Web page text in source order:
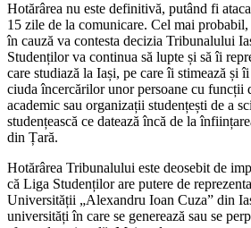
Hotărârea nu este definitivă, putând fi
15 zile de la comunicare. Cel mai
în cauză va contesta decizia Tribunalului
Studenților va continua să lupte și să îi
care studiază la Iași, pe care îi stimează și
ciuda încercărilor unor persoane cu funcții
academic sau organizații studențești de a
studențească ce datează încă de la
din Țară.
Hotărârea Tribunalului este deosebit de
că Liga Studenților are putere de
Universității „Alexandru Ioan Cuza” din
universități în care se generează sau se